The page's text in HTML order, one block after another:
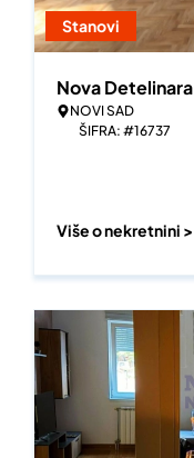
Stanovi
Nova Detelinara
NOVI SAD
ŠIFRA: #16737
Više o nekretnini >